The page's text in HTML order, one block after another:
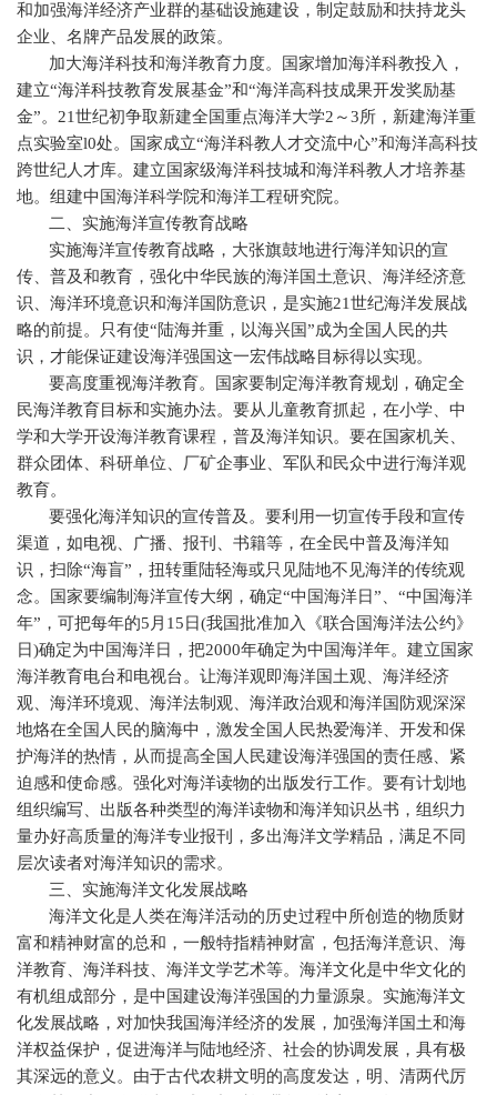
和加强海洋经济产业群的基础设施建设，制定鼓励和扶持龙头
企业、名牌产品发展的政策。
加大海洋科技和海洋教育力度。国家增加海洋科教投入，
建立“海洋科技教育发展基金”和“海洋高科技成果开发奖励基
金”。 21世纪初争取新建全国重点海洋大学2 ～3所，新建海洋重
点实验室l0处。国家成立“海洋科教人才交流中心”和海洋高科技
跨世纪人才库。建立国家级海洋科技城和海洋科教人才培养基
地。组建中国海洋科学院和海洋工程研究院。
二、实施海洋宣传教育战略
实施海洋宣传教育战略，大张旗鼓地进行海洋知识的宣
传、普及和教育，强化中华民族的海洋国土意识、海洋经济意
识、海洋环境意识和海洋国防意识，是实施21世纪海洋发展战
略的前提。只有使“陆海并重，以海兴国”成为全国人民的共
识，才能保证建设海洋强国这一宏伟战略目标得以实现。
要高度重视海洋教育。国家要制定海洋教育规划，确定全
民海洋教育目标和实施办法。要从儿童教育抓起，在小学、中
学和大学开设海洋教育课程，普及海洋知识。要在国家机关、
群众团体、科研单位、厂矿企事业、军队和民众中进行海洋观
教育。
要强化海洋知识的宣传普及。要利用一切宣传手段和宣传
渠道，如电视、广播、报刊、书籍等，在全民中普及海洋知
识，扫除“海盲”，扭转重陆轻海或只见陆地不见海洋的传统观
念。国家要编制海洋宣传大纲，确定“中国海洋日”、“中国海洋
年”，可把每年的5月 15 日(我国批准加入《联合国海洋法公约》
日)确定为中国海洋日，把2000年确定为中国海洋年。建立国家
海洋教育电台和电视台。让海洋观即海洋国土观、海洋经济
观、海洋环境观、海洋法制观、海洋政治观和海洋国防观深深
地烙在全国人民的脑海中，激发全国人民热爱海洋、开发和保
护海洋的热情，从而提高全国人民建设海洋强国的责任感、紧
迫感和使命感。强化对海洋读物的出版发行工作。要有计划地
组织编写、出版各种类型的海洋读物和海洋知识丛书，组织力
量办好高质量的海洋专业报刊，多出海洋文学精品，满足不同
层次读者对海洋知识的需求。
三、实施海洋文化发展战略
海洋文化是人类在海洋活动的历史过程中所创造的物质财
富和精神财富的总和，一般特指精神财富，包括海洋意识、海
洋教育、海洋科技、海洋文学艺术等。海洋文化是中华文化的
有机组成部分，是中国建设海洋强国的力量源泉。实施海洋文
化发展战略，对加快我国海洋经济的发展，加强海洋国土和海
洋权益保护，促进海洋与陆地经济、社会的协调发展，具有极
其深远的意义。由于古代农耕文明的高度发达，明、清两代厉